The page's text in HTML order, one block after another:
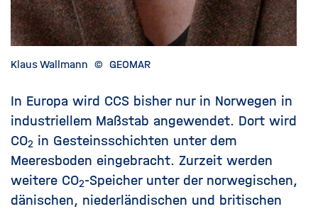
Klaus Wallmann © GEOMAR
In Europa wird CCS bisher nur in Norwegen in
industriellem Maßstab angewendet. Dort wird
CO2 in Gesteinsschichten unter dem
Meeresboden eingebracht. Zurzeit werden
weitere CO2-Speicher unter der norwegischen,
dänischen, niederländischen und britischen